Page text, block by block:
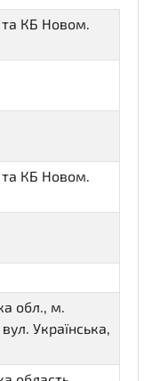
КБ Новом.
КБ Новом.
обл., м.
Українська,